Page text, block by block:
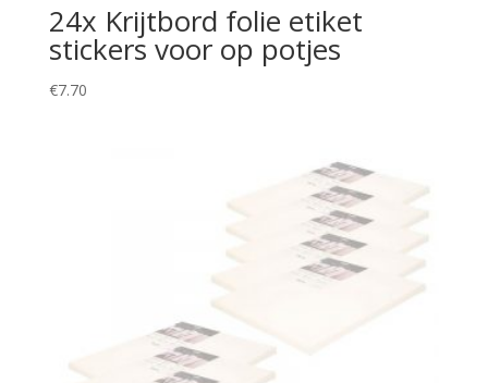
24x Krijtbord folie etiket
stickers voor op potjes
€7.70